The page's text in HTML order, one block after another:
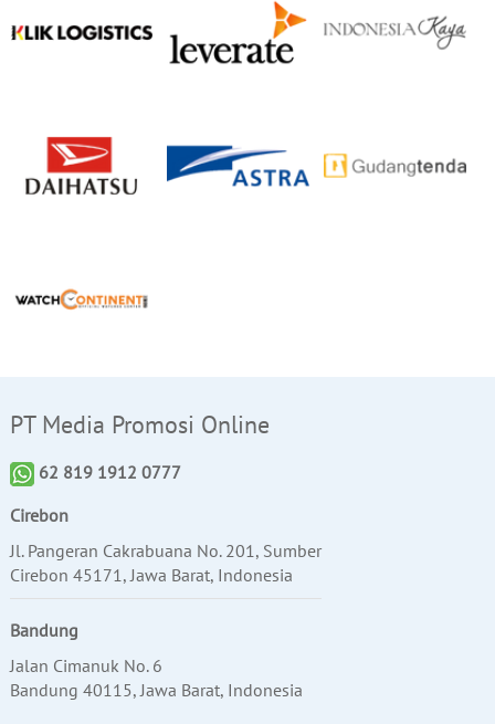
PT Media Promosi Online
62 819 1912 0777
Cirebon
Jl. Pangeran Cakrabuana No. 201, Sumber
Cirebon 45171, Jawa Barat, Indonesia
Bandung
Jalan Cimanuk No. 6
Bandung 40115, Jawa Barat, Indonesia